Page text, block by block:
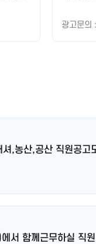
광고문
셔,농산,공산 직원공고
서 함께근무하실 직